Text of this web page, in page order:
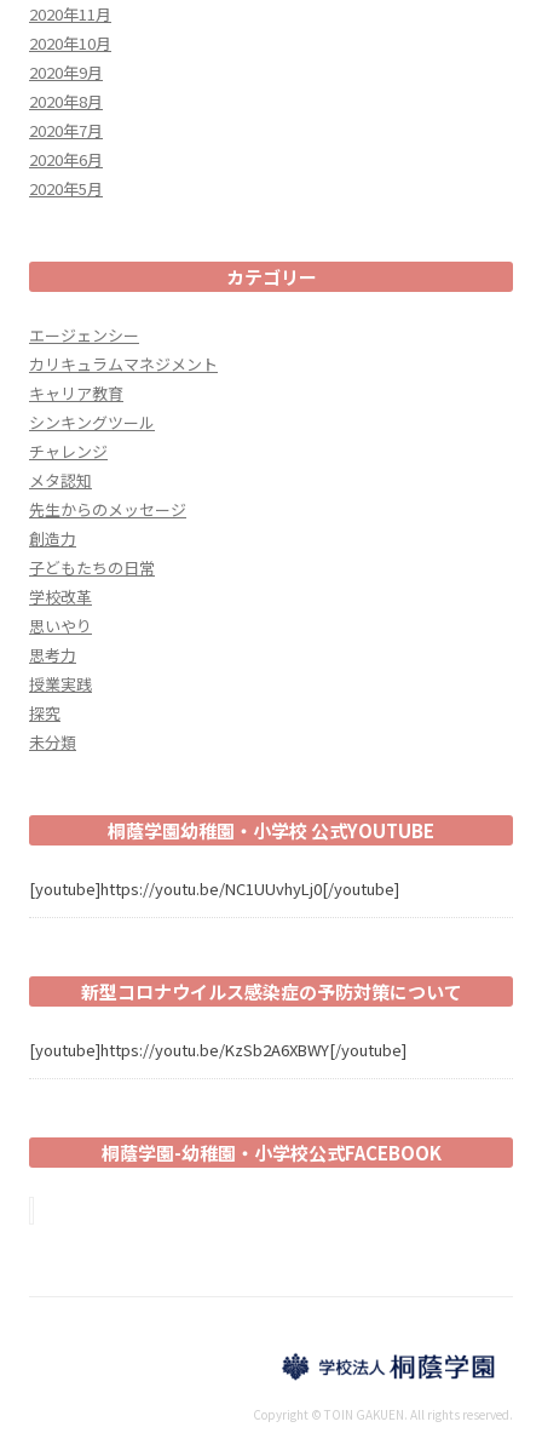
2020年11月
2020年10月
2020年9月
2020年8月
2020年7月
2020年6月
2020年5月
カテゴリー
エージェンシー
カリキュラムマネジメント
キャリア教育
シンキングツール
チャレンジ
メタ認知
先生からのメッセージ
創造力
子どもたちの日常
学校改革
思いやり
思考力
授業実践
探究
未分類
桐蔭学園幼稚園・小学校 公式YOUTUBE
[youtube]https://youtu.be/NC1UUvhyLj0[/youtube]
新型コロナウイルス感染症の予防対策について
[youtube]https://youtu.be/KzSb2A6XBWY[/youtube]
桐蔭学園-幼稚園・小学校公式FACEBOOK
Copyright © TOIN GAKUEN. All rights reserved.